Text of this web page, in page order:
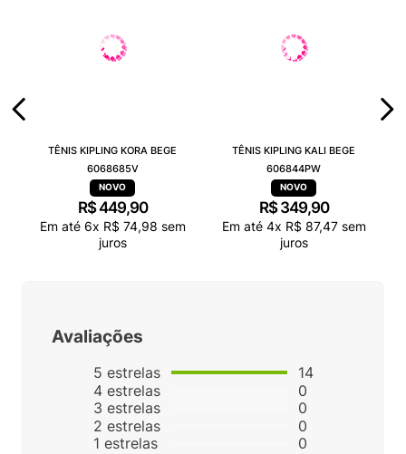
TÊNIS KIPLING KORA BEGE
6068685V
R$449,90
Em até 6x R$ 74,98 sem
juros
TÊNIS KIPLING KALI BEGE
606844PW
R$ 349,90
Em até 4x R$ 87,47sem
juros
Avaliações
5 estrelas
4estrelas
3 estrelas
2 estrelas
1 estrelas
14
0
0
0
0